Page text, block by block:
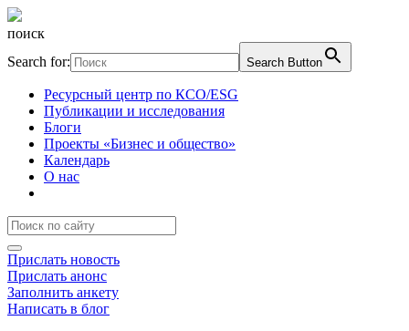
поиск
Search for:
Search Button
Ресурсный центр по КСО/ESG
Публикации и исследования
Блоги
Проекты «Бизнес и общество»
Календарь
О нас
Прислать новость
Прислать анонс
Заполнить анкету
Написать в блог